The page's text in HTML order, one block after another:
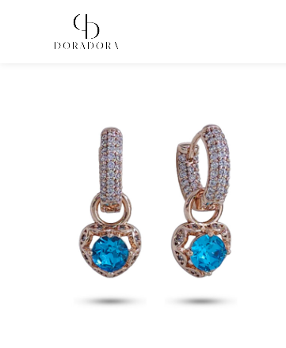
Avaleht→ Tugevkullatud ehted